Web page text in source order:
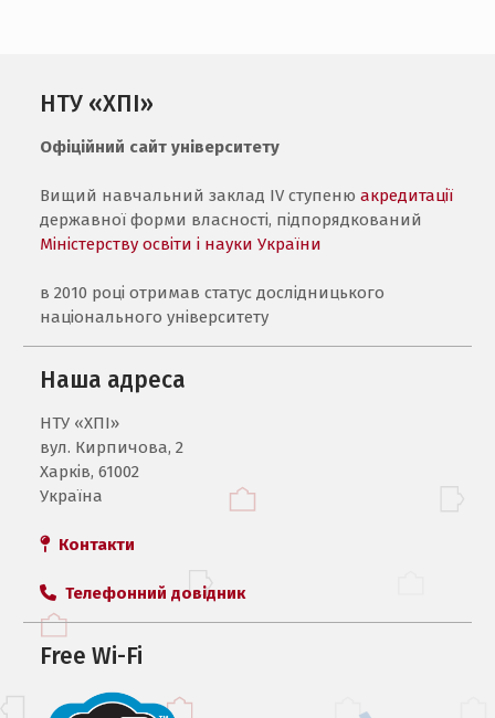
НТУ «ХПІ»
Офіційний сайт університету
Вищий навчальний заклад IV ступенюакредитації
державної форми власності, підпорядкований
Міністерству освіти і науки України
в 2010 році отримав статус дослідницького
національного університету
Наша адреса
НТУ «ХПI»
вул. Кирпичова, 2
Харків, 61002
Україна
Контакти
Телефонний довідник
Free Wi-Fi